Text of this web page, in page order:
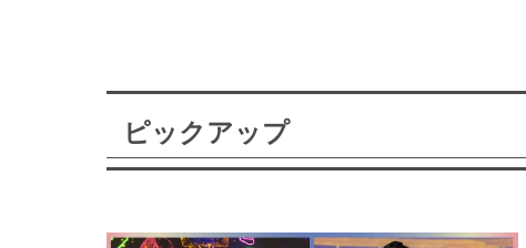
ピックアップ